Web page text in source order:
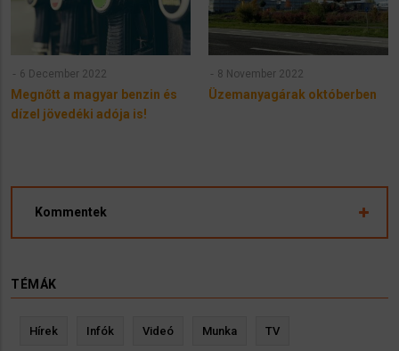
6 December 2022
Megnőtt a magyar benzin és
dízel jövedéki adója is!
8 November 2022
Üzemanyagárak októberben
Kommentek
TÉMÁK
Hírek Infók Videó Munka TV